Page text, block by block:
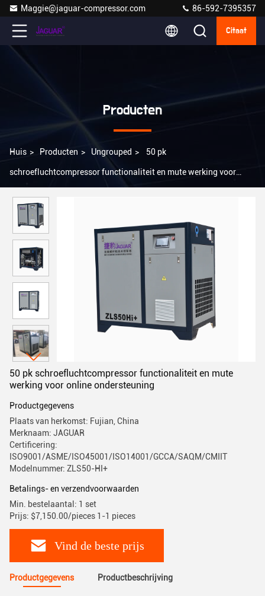
Maggie@jaguar-compressor.com 86-592-7395357
Citaat
Producten
Huis > Producten > Ungrouped > 50 pk
schroefluchtcompressor functionaliteit en mute werking voor
50 pk schroefluchtcompressor functionaliteit en mute
werking voor online ondersteuning
Productgegevens
Plaats van herkomst: Fujian, China
Merknaam: JAGUAR
Certificering:
ISO9001/ASME/ISO45001/ISO14001/GCCA/SAQM/CMIIT
Modelnummer: ZLS50-HI+
Betalings- en verzendvoorwaarden
Min. bestelaantal: 1 set
Prijs: $7,150.00/pieces 1-1 pieces
Vind de beste prijs
Productgegevens Productbeschrijving